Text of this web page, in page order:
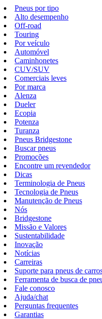
Pneus por tipo
Alto desempenho
Off-road
Touring
Por veículo
Automóvel
Caminhonetes
CUV/SUV
Comerciais leves
Por marca
Alenza
Dueler
Ecopia
Potenza
Turanza
Pneus Bridgestone
Buscar pneus
Promoções
Encontre um revendedor
Dicas
Terminologia de Pneus
Tecnologia de Pneus
Manutenção de Pneus
Nós
Bridgestone
Missão e Valores
Sustentabilidade
Inovação
Notícias
Carreiras
Suporte para pneus de
Ferramenta de busca de
Fale conosco
Ajuda/chat
Perguntas frequentes
Garantias